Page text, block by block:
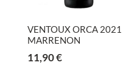
VENTOUX ORCA 2021
MARRENON
11,90€